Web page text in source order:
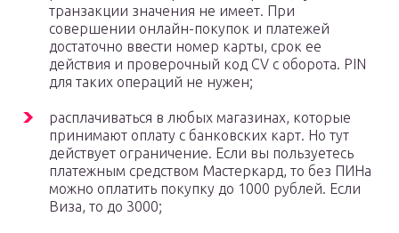
транзакции значения не имеет. При
совершении онлайн-покупок и платежей
достаточно ввести номер карты, срок ее
действия и проверочный код CV с оборота. PIN
для таких операций не нужен;
расплачиваться в любых магазинах, которые
принимают оплату с банковских карт. Но тут
действует ограничение. Если вы пользуетесь
платежным средством Мастеркард, то без ПИНа
можно оплатить покупку до 1000 рублей. Если
Виза, то до 3000;